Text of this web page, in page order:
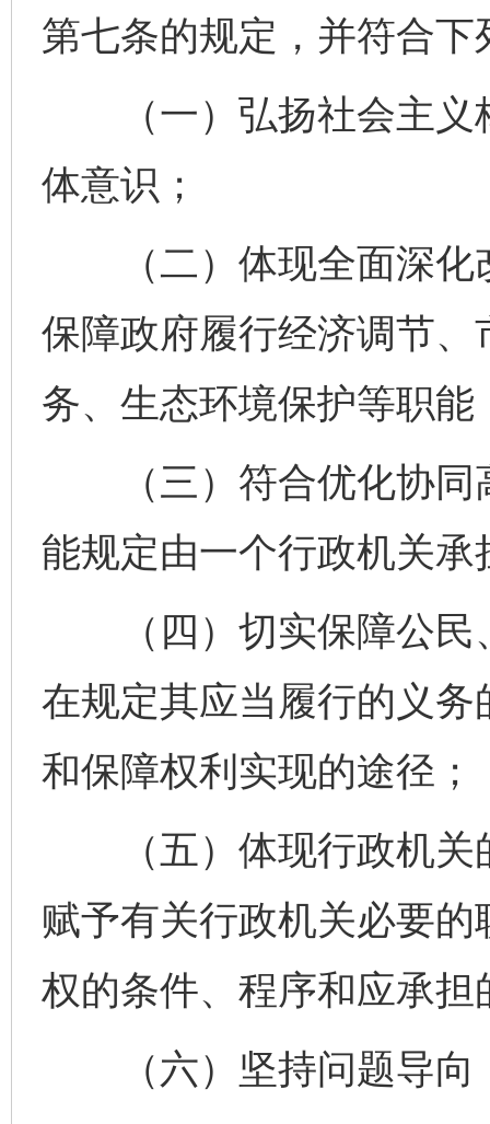
第七条的规定，并符合下
（一）弘扬社会主义
体意识；
（二）体现全面深化
保障政府履行经济调节
务、生态环境保护等职能
（三）符合优化协同
能规定由一个行政机关
（四）切实保障公民
在规定其应当履行的义
和保障权利实现的途径；
（五）体现行政机关
赋予有关行政机关必要
权的条件、程序和应承担
（六）坚持问题导向